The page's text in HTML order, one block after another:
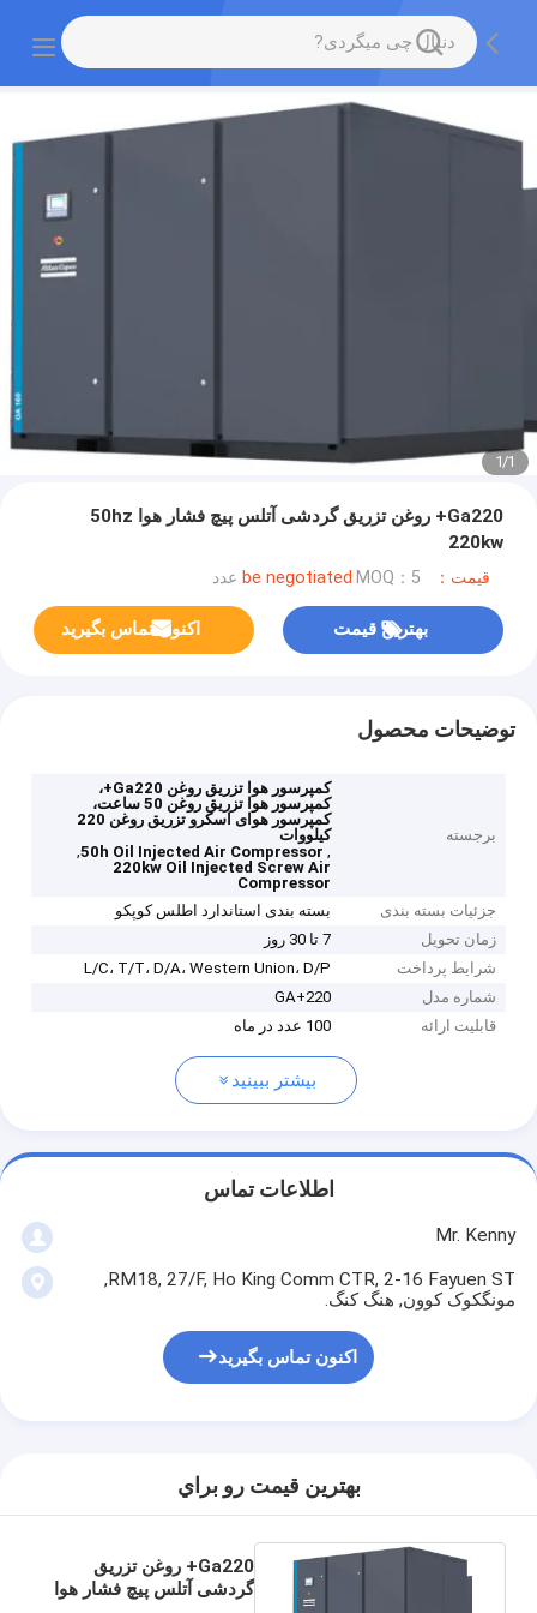
1
/
1
Ga220+ روغن تزریق گردشی آتلس پیچ فشار هوا 50hz
220kw
قیمت：be negotiated MOQ：5 عدد
بهترین قیمت اکنون تماس بگیرید
توضیحات محصول
برجسته
کمپرسور هوا تزریق روغن Ga220+،
کمپرسور هوا تزریق روغن 50 ساعت،
کمپرسور هوای اسکرو تزریق روغن 220
کیلووات
,
50h Oil Injected Air Compressor
,
220kw Oil Injected Screw Air
Compressor
جزئیات بسته بندی
بسته بندی استاندارد اطلس کوپکو
زمان تحویل
7 تا 30 روز
شرایط پرداخت
L/C، T/T، D/A، Western Union، D/P
شماره مدل
GA+220
قابلیت ارائه
100 عدد در ماه
بیشتر ببینید
اطلاعات تماس
Mr. Kenny
RM18, 27/F, Ho King Comm CTR, 2-16 Fayuen ST,
مونگکوک کوون, هنگ کنگ.
اکنون تماس بگیرید
بهترين قيمت رو براي
Ga220+ روغن تزریق
گردشی آتلس پیچ فشار هوا